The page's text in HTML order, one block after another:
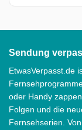
Sendung
EtwasVerpasst.de
oder Handy
Folgen und die
Fernsehserien.